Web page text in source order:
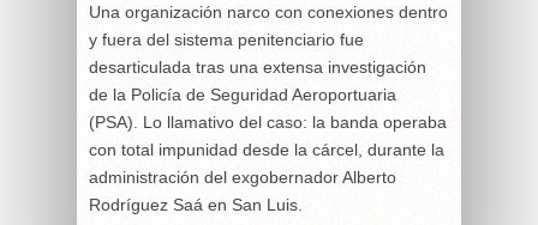
Una organización narco con conexiones dentro
y fuera del sistema penitenciario fue
desarticulada tras una extensa investigación
de la Policía de Seguridad Aeroportuaria
(PSA). Lo llamativo del caso: la banda operaba
con total impunidad desde la cárcel, durante la
administración del exgobernador Alberto
Rodríguez Saá en San Luis.